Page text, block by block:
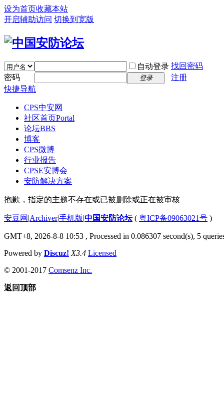
设为首页收藏本站
开启辅助访问 切换到宽版
自动登录 找回密码
密码
登录
注册
快捷导航
CPS中安网
社区首页Portal
论坛BBS
博客
CPS微博
行业报告
CPSE安博会
安防解决方案
抱歉，指定的主题不存在或已被删除或正在被审核
安豆网 |Archiver|手机版|中国安防论坛( 粤ICP备09063021号 )
GMT+8, 2026-8-8 10:53 , Processed in 0.086307 second(s), 5
Powered by Discuz! X3.4 Licensed
© 2001-2017 Comsenz Inc.
返回顶部